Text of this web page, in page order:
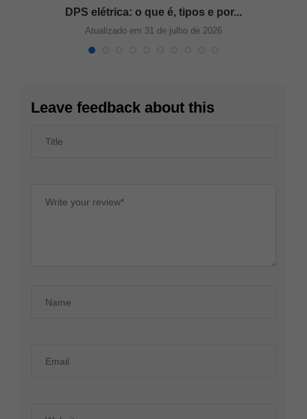
DPS elétrica: o que é, tipos e por...
Atualizado em 31 de julho de 2026
Leave feedback about this